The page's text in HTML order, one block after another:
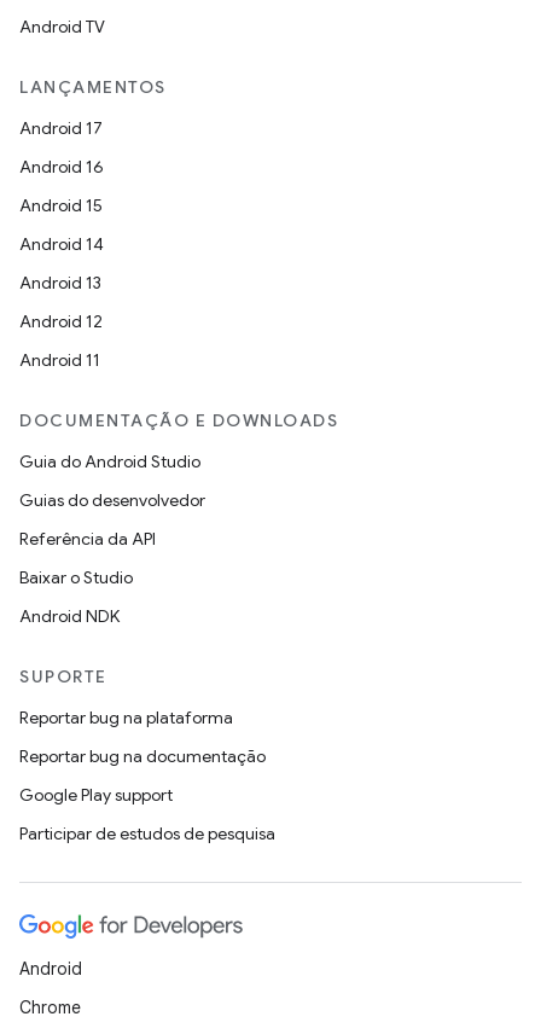
Android TV
LANÇAMENTOS
Android 17
Android 16
Android 15
Android 14
Android 13
Android 12
Android 11
DOCUMENTAÇÃO E DOWNLOADS
Guia do Android Studio
Guias do desenvolvedor
Referência da API
Baixar o Studio
Android NDK
SUPORTE
Reportar bug na plataforma
Reportar bug na documentação
Google Play support
Participar de estudos de pesquisa
Android
Chrome